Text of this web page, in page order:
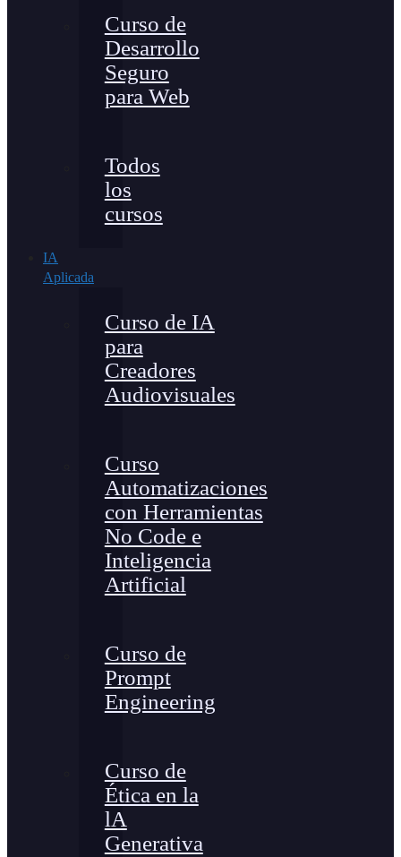
Curso de
Desarrollo
Seguro
para Web
Todos
los
cursos
IA
Aplicada
Curso de IA
para
Creadores
Audiovisuales
Curso
Automatizaciones
con Herramientas
No Code e
Inteligencia
Artificial
Curso de
Prompt
Engineering
Curso de
Ética en la
lA
Generativa